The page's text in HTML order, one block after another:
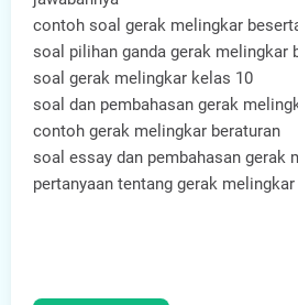
contoh soal gerak melingkar
soal pilihan ganda gerak melingkar
soal gerak melingkar kelas 10
soal dan pembahasan gerak
contoh gerak melingkar beraturan
soal essay dan pembahasan gerak
pertanyaan tentang gerak melingkar